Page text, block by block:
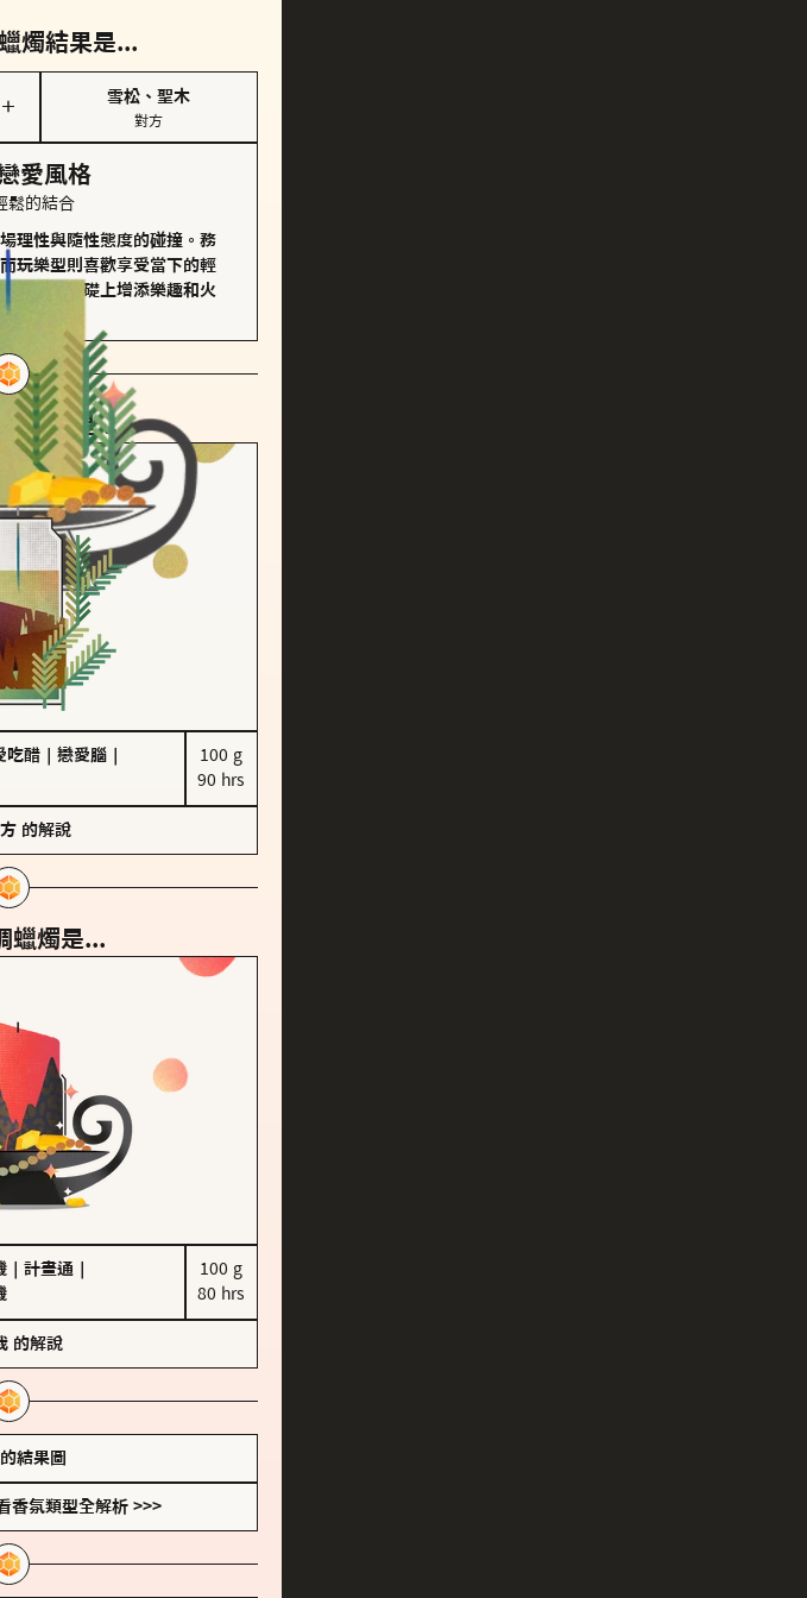
燭結果是...
＋
雪松、聖木
對方
愛風格
鬆的結合
理性與隨性態度的碰撞。務
玩樂型則喜歡享受當下的輕
穩定的基礎上增添樂趣和火
花。
蠟燭是...
吃醋 戀愛腦
100 g
90 hrs
的解說
蠟燭是...
計畫通
100 g
80 hrs
的解說
結果圖
香氛類型全解析 >>>